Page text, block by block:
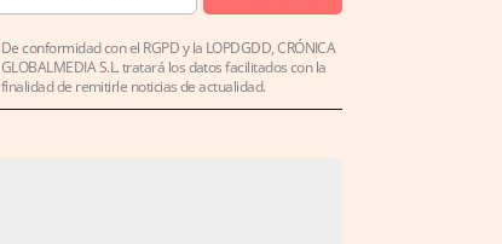
De conformidad con el RGPD y la LOPDGDD, CRÓNICA
GLOBALMEDIA S.L. tratará los datos facilitados con la
finalidad de remitirle noticias de actualidad.